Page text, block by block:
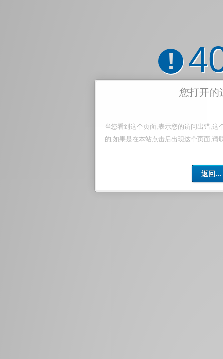
!
您打开的
当您看到这个页面,表示您的访问出错,这
的,如果是在本站点击后出现这个页面,请
返回...